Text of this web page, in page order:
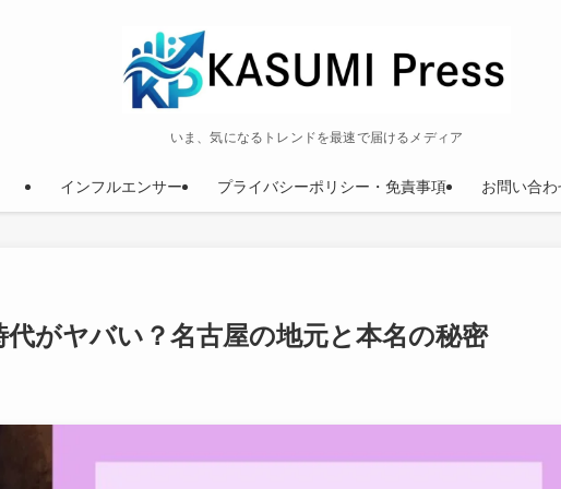
いま、気になるトレンドを最速で届けるメディア
インフルエンサー プライバシーポリシー・免責事項 お問い合わ
代がヤバい？名古屋の地元と本名の秘密